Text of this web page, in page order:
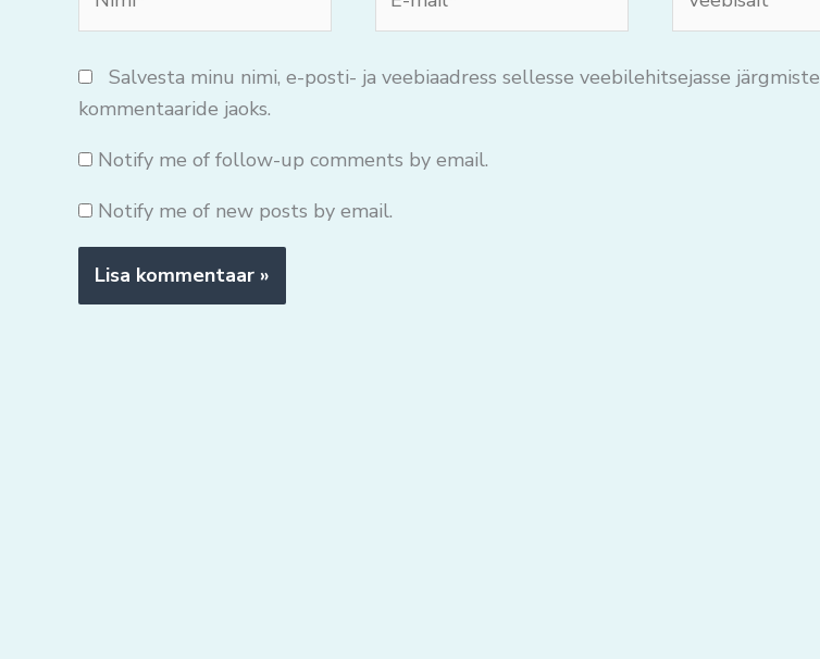
mail*
Salvesta minu nimi, e-posti- ja veebiaadress sellesse veebilehitsejasse järgmiste
kommentaaride jaoks.
Notify me of follow-up comments by email.
Notify me of new posts by email.